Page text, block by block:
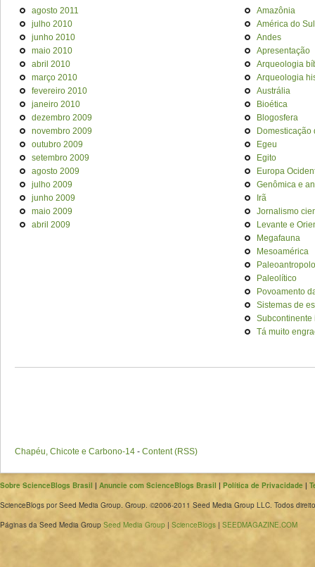
agosto 2011
julho 2010
junho 2010
maio 2010
abril 2010
março 2010
fevereiro 2010
janeiro 2010
dezembro 2009
novembro 2009
outubro 2009
setembro 2009
agosto 2009
julho 2009
junho 2009
maio 2009
abril 2009
Amazônia
América do Sul
Andes
Apresentação
Arqueologia
Arqueologia
Austrália
Bioética
Blogosfera
Domesticação
Egeu
Egito
Europa
Genômica e
Irã
Jornalismo
Levante e
Megafauna
Mesoamérica
Paleolítico
Povoamento
Sistemas de
Subcontinente
Tá muito
Chapéu, Chicote e Carbono-14 - Content (RSS)
Sobre ScienceBlogs Brasil | Anuncie com ScienceBlogs Brasil | Política de Privacidade |
ScienceBlogs por Seed Media Group. Group. ©2006-2011 Seed Media Group LLC. Todos
Páginas da Seed Media Group Seed Media Group | ScienceBlogs | SEEDMAGAZINE.COM